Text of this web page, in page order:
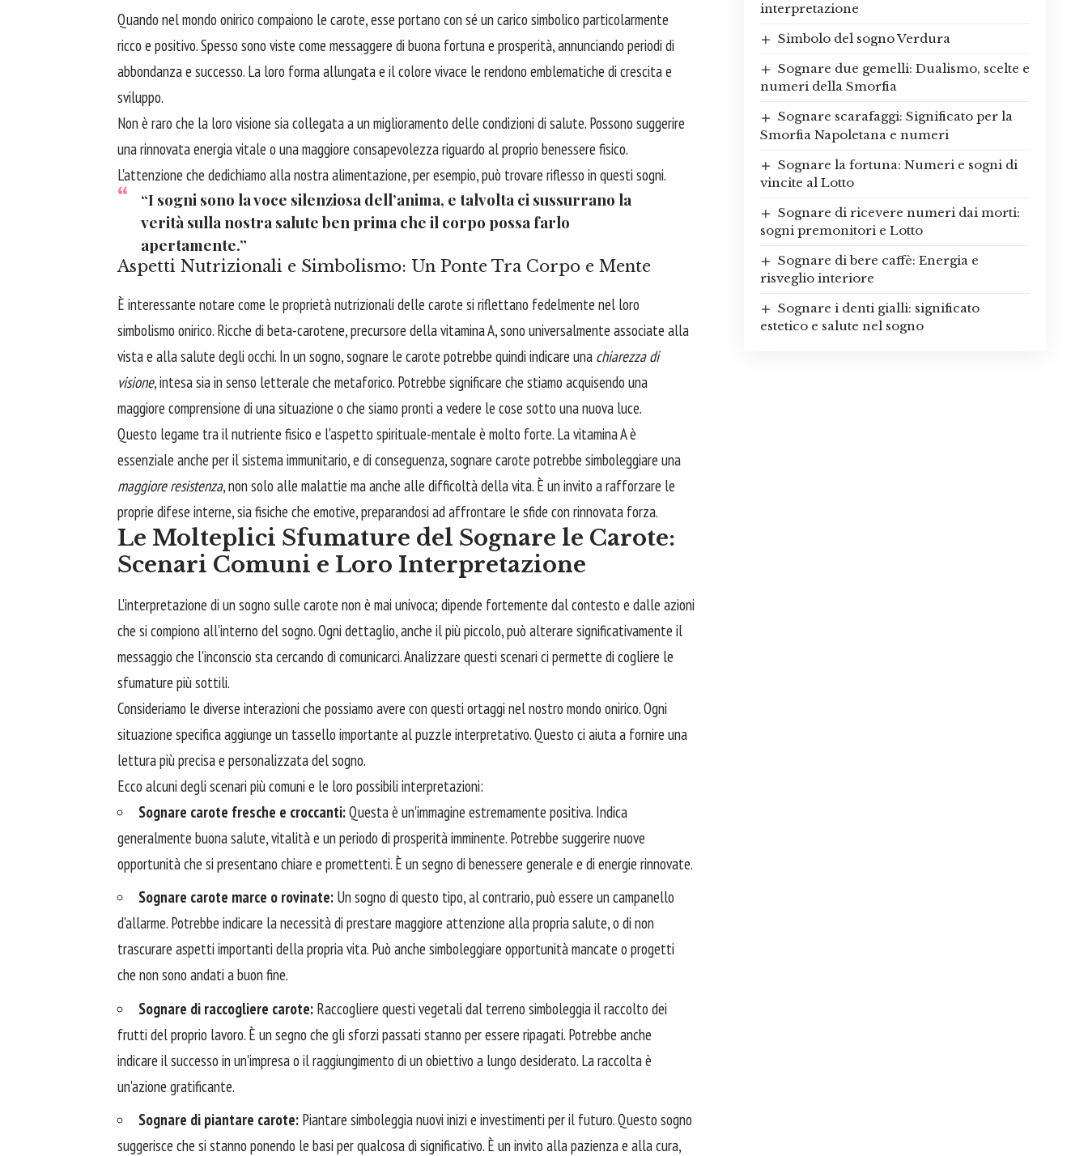
Quando nel mondo onirico compaiono le carote, esse portano con sé un carico simbolico particolarmente
ricco e positivo. Spesso sono viste come messaggere di buona fortuna e prosperità, annunciando periodi di
abbondanza e successo. La loro forma allungata e il colore vivace le rendono emblematiche di crescita e
sviluppo.
Non è raro che la loro visione sia collegata a un miglioramento delle condizioni di salute. Possono suggerire
una rinnovata energia vitale o una maggiore consapevolezza riguardo al proprio benessere fisico.
L'attenzione che dedichiamo alla nostra alimentazione, per esempio, può trovare riflesso in questi sogni.
“I sogni sono la voce silenziosa dell’anima, e talvolta ci sussurrano la
verità sulla nostra salute ben prima che il corpo possa farlo
apertamente.”
Aspetti Nutrizionali e Simbolismo: Un Ponte Tra Corpo e Mente
È interessante notare come le proprietà nutrizionali delle carote si riflettano fedelmente nel loro
simbolismo onirico. Ricche di beta-carotene, precursore della vitamina A, sono universalmente associate alla
vista e alla salute degli occhi. In un sogno, sognare le carote potrebbe quindi indicare una chiarezza di
visione, intesa sia in senso letterale che metaforico. Potrebbe significare che stiamo acquisendo una
maggiore comprensione di una situazione o che siamo pronti a vedere le cose sotto una nuova luce.
Questo legame tra il nutriente fisico e l'aspetto spirituale-mentale è molto forte. La vitamina A è
essenziale anche per il sistema immunitario, e di conseguenza, sognare carote potrebbe simboleggiare una
maggiore resistenza, non solo alle malattie ma anche alle difficoltà della vita. È un invito a rafforzare le
proprie difese interne, sia fisiche che emotive, preparandosi ad affrontare le sfide con rinnovata forza.
Le Molteplici Sfumature del Sognare le Carote:
Scenari Comuni e Loro Interpretazione
L'interpretazione di un sogno sulle carote non è mai univoca; dipende fortemente dal contesto e dalle azioni
che si compiono all'interno del sogno. Ogni dettaglio, anche il più piccolo, può alterare significativamente il
messaggio che l'inconscio sta cercando di comunicarci. Analizzare questi scenari ci permette di cogliere le
sfumature più sottili.
Consideriamo le diverse interazioni che possiamo avere con questi ortaggi nel nostro mondo onirico. Ogni
situazione specifica aggiunge un tassello importante al puzzle interpretativo. Questo ci aiuta a fornire una
lettura più precisa e personalizzata del sogno.
Ecco alcuni degli scenari più comuni e le loro possibili interpretazioni:
Sognare carote fresche e croccanti:Questa è un'immagine estremamente positiva. Indica
generalmente buona salute, vitalità e un periodo di prosperità imminente. Potrebbe suggerire nuove
opportunità che si presentano chiare e promettenti. È un segno di benessere generale e di energie rinnovate.
Sognare carote marce o rovinate: Un sogno di questo tipo, al contrario, può essere un campanello
d'allarme. Potrebbe indicare la necessità di prestare maggiore attenzione alla propria salute, o di non
trascurare aspetti importanti della propria vita. Può anche simboleggiare opportunità mancate o progetti
che non sono andati a buon fine.
Sognare di raccogliere carote: Raccogliere questi vegetali dal terreno simboleggia il raccolto dei
frutti del proprio lavoro. È un segno che gli sforzi passati stanno per essere ripagati. Potrebbe anche
indicare il successo in un'impresa o il raggiungimento di un obiettivo a lungo desiderato. La raccolta è
un'azione gratificante.
Sognare di piantare carote: Piantare simboleggia nuovi inizi e investimenti per il futuro. Questo sogno
suggerisce che si stanno ponendo le basi per qualcosa di significativo. È un invito alla pazienza e alla cura,
interpretazione
Simbolo del sogno Verdura
Sognare due gemelli: Dualismo, scelte e
numeri della Smorfia
Sognare scarafaggi: Significato per la
Smorfia Napoletana e numeri
Sognare la fortuna: Numeri e sogni di
vincite al Lotto
Sognare di ricevere numeri dai morti:
sogni premonitori e Lotto
Sognare di bere caffè: Energia e
risveglio interiore
Sognare i denti gialli: significato
estetico e salute nel sogno